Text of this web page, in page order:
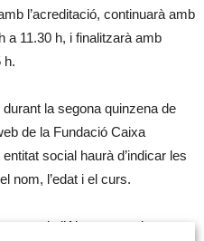
l’acreditació, continuarà amb
a 11.30 h, i finalitzarà amb
h.
la segona quinzena de
de la Fundació Caixa
social haurà d’indicar les
nom, l’edat i el curs.
de l’Ajuntament de